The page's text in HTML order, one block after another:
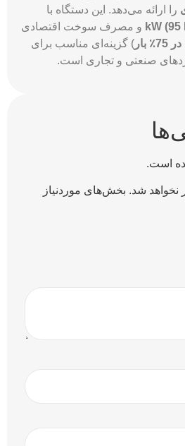
را ارائه می‌دهد. این دستگاه با
و مصرف سوخت اقتصادی
) گزینه‌ای مناسب برای
صنعتی و تجاری است.
است.
نخواهد شد. بخش‌های موردنیاز